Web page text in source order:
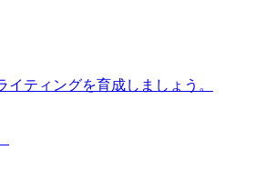
ティングを育成しましょう。